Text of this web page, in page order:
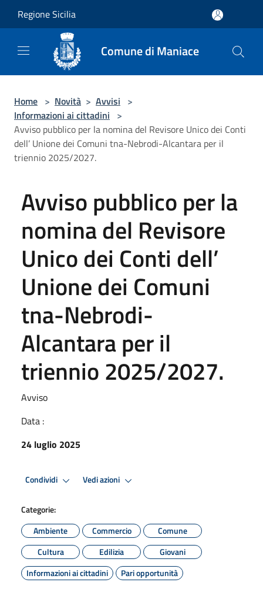
Regione Sicilia
Comune di Maniace
Home > Novità > Avvisi >
Informazioni ai cittadini >
Avviso pubblico per la nomina del Revisore Unico dei Conti
dell’ Unione dei Comuni tna-Nebrodi-Alcantara per il
triennio 2025/2027.
Avviso pubblico per la
nomina del Revisore
Unico dei Conti dell’
Unione dei Comuni
tna-Nebrodi-
Alcantara per il
triennio 2025/2027.
Avviso
Data :
24 luglio 2025
Condividi Vedi azioni
Categorie:
Ambiente
Commercio
Comune
Cultura
Edilizia
Giovani
Informazioni ai cittadini
Pari opportunità